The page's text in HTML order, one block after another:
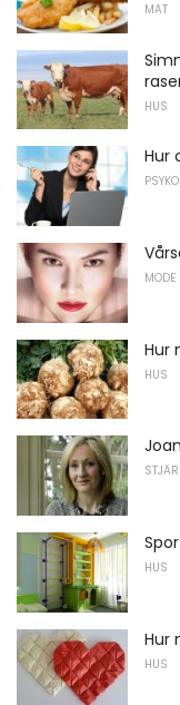
MAT
HUS
Hur
MODE
Hur
HUS
HUS
Hur
HUS